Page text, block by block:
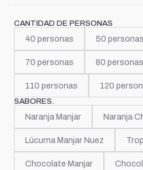
CANTIDAD DE PERSONAS
40 personas 50 personas
70 personas 80 personas
110 personas 120
SABORES.
Naranja Manjar Naranja
Lúcuma Manjar Nuez
Chocolate Manjar